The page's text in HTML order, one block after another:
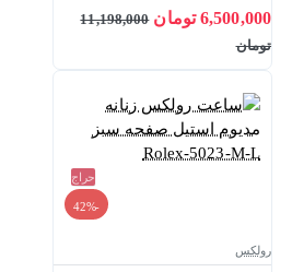
6,500,000 تومان
11,198,000
تومان
حراج
-42%
رولکس